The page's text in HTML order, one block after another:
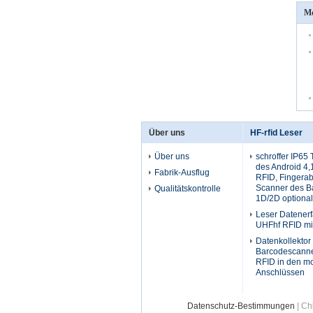
Über uns
Über uns
Fabrik-Ausflug
Qualitätskontrolle
HF-rfid Leser
schroffer IP65
des Android
RFID,
Scanner des
1D/2D optional
Leser
UHFhf RFID
Datenkollektor
RFID in den
Anschlüssen
Datenschutz-Bestimmungen |